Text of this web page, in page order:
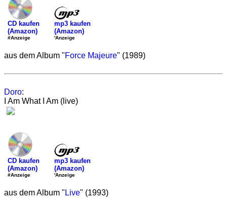
CD kaufen
(Amazon)
#Anzeige
mp3 kaufen
(Amazon)
'Anzeige
aus dem Album "Force Majeure" (1989)
Doro:
I Am What I Am (live)
CD kaufen
(Amazon)
#Anzeige
mp3 kaufen
(Amazon)
'Anzeige
aus dem Album " Live" (1993)